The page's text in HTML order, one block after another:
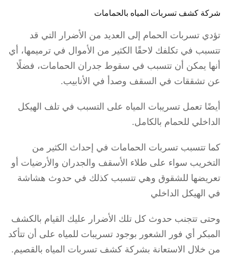
شركة كشف تسربات المياه بالحمامات
تؤدي تسربات الحمام إلى العديد من الأضرار التي قد
تتسبب في تكلفك لاحقًا الكثير من الأموال في ترميمها، أي
أنها يمكن أن تتسبب في سقوط جدران الحمامات، فضلًا
عن تشققات في السقف وصدأ في الأنابيب.
أيضًا تعمل تسريبات المياه على التسبب في تلف الهيكل
الداخلي للحمام بالكامل.
كما تتسبب تسربات الحمامات في إحداث الكثير من
التخريب سواء على طلاء الأسقف والجدران والأرضيات أو
تعريضها للشقوق وهي تتسبب كذلك في حدوث هشاشة
في الهيكل الداخلي
وحتى تتجنب حدوث كل تلك الأضرار عليك القيام بالكشف
المبكر أي فور الشعور بوجود تسريبات للمياه على أن تتأكد
من خلال الاستعانة بشركة كشف تسربات المياه بالقصيم.